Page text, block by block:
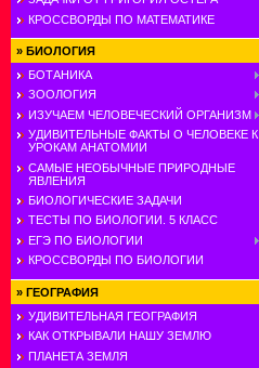
КРОССВОРДЫ ПО МАТЕМАТИКЕ
» БИОЛОГИЯ
БОТАНИКА
ЗООЛОГИЯ
ИЗУЧАЕМ ЧЕЛОВЕЧЕСКИЙ ОРГАНИЗМ
УДИВИТЕЛЬНЫЕ ФАКТЫ О ЧЕЛОВЕКЕ К
УРОКАМ АНАТОМИИ
САМЫЕ НЕОБЫЧНЫЕ ПРИРОДНЫЕ
ЯВЛЕНИЯ
БИОЛОГИЧЕСКИЕ ЗАДАЧИ
ТЕСТЫ ПО БИОЛОГИИ. 5 КЛАСС
ЕГЭ ПО БИОЛОГИИ
КРОССВОРДЫ ПО БИОЛОГИИ
» ГЕОГРАФИЯ
УДИВИТЕЛЬНАЯ ГЕОГРАФИЯ
КАК ОТКРЫВАЛИ НАШУ ЗЕМЛЮ
ПЛАНЕТА ЗЕМЛЯ